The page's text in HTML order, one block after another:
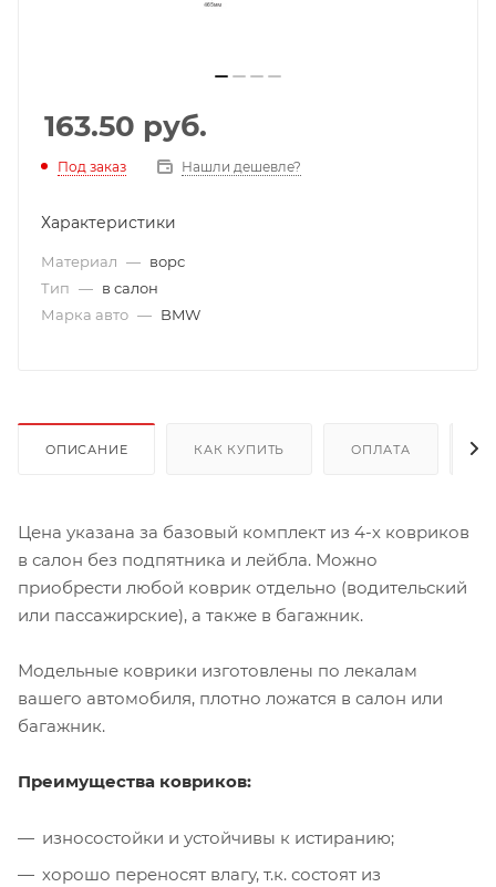
163.50 руб.
Под заказ Нашли дешевле?
Характеристики
Материал — ворс
Тип — в салон
Марка авто — BMW
ОПИСАНИЕ КАК КУПИТЬ ОПЛАТА
Цена указана за базовый комплект из 4-х ковриков
в салон без подпятника и лейбла. Можно
приобрести любой коврик отдельно (водительский
или пассажирские), а также в багажник.
Модельные коврики изготовлены по лекалам
вашего автомобиля, плотно ложатся в салон или
багажник.
Преимущества ковриков:
износостойки и устойчивы к истиранию;
хорошо переносят влагу, т.к. состоят из